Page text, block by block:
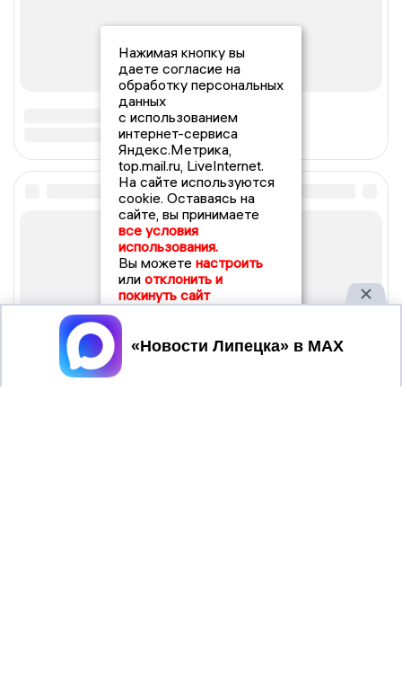
Нажимая кнопку вы
даете согласие на
обработку персональных
данных
с использованием
интернет-сервиса
Яндекс.Метрика,
top.mail.ru, LiveInternet.
На сайте используются
cookie. Оставаясь на
сайте, вы принимаете
все условия
использования.
Вы можете настроить
или отклонить и
покинуть сайт
Принять